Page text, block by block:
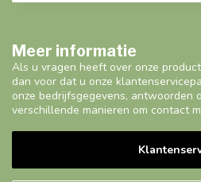
Meer informatie
Als u vragen heeft over onze
dan voor dat u onze
onze bedrijfsgegevens, antwoorden
verschillende manieren om contact